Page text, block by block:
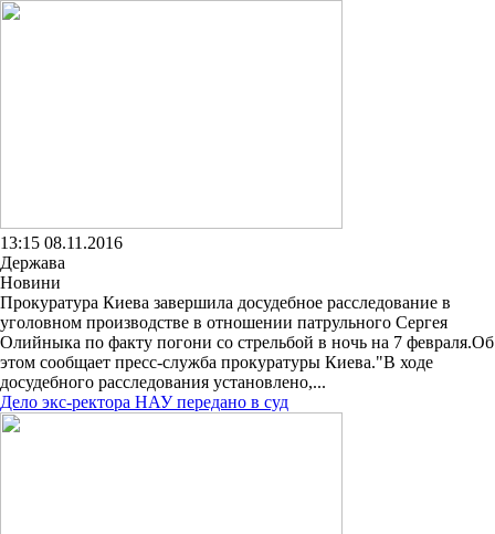
13:15 08.11.2016
Держава
Новини
Прокуратура Киева завершила досудебное расследование в
уголовном производстве в отношении патрульного Сергея
Олийныка по факту погони со стрельбой в ночь на 7 февраля.Об
этом сообщает пресс-служба прокуратуры Киева."В ходе
досудебного расследования установлено,...
Дело экс-ректора НАУ передано в суд